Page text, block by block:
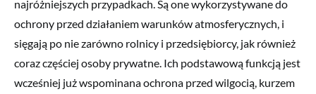
najróżniejszych przypadkach. Są one wykorzystywane do
ochrony przed działaniem warunków atmosferycznych, i
sięgają po nie zarówno rolnicy i przedsiębiorcy, jak również
coraz częściej osoby prywatne. Ich podstawową funkcją jest
wcześniej już wspominana ochrona przed wilgocią, kurzem